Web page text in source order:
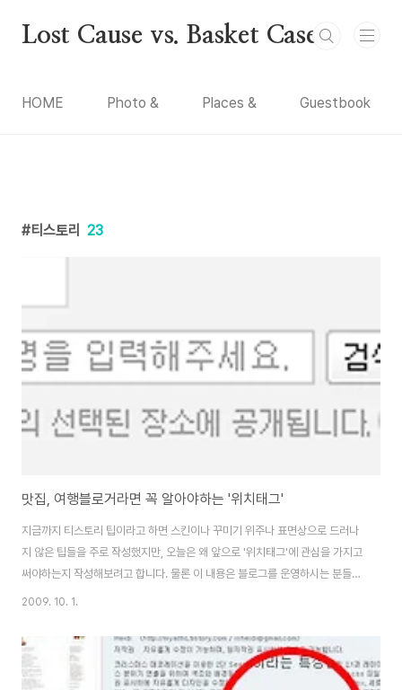
Lost Cause vs. Basket Case
HOME Photo & Places & Guestbook
티스토리 23
맛집, 여행블로거라면 꼭 알아야하는 '위치태그'
지금까지 티스토리 팁이라고 하면 스킨이나 꾸미기 위주나 표면상으로 드러나
지 않은 팁들을 주로 작성했지만, 오늘은 왜 앞으로 '위치태그'에 관심을 가지고
써야하는지 작성해보려고 합니다. 물론 이 내용은 블로그를 운영하시는 분들
도, 그리고 블로그 글을 주기적으로 읽고 활용하시는 분들도 잘 읽어보시면 좋
의 개선된 위치 태그는 단순한 사용성 개선은 아닙니다. 조금 더 쉽게 위치를 찾
아내고, 작성하게 하는 것인 동시에, 지도라는 플랫폼에 표시할 수 있도록 좌표
시스템으로 전면적인 개편을 했다고 볼 수 있을 것 같습니다. 즉, 이러한 구조적
2009. 10. 1.